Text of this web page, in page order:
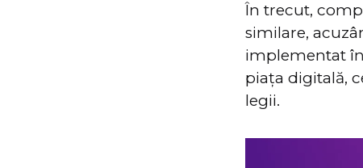
În trecut,
similare,
implementat
piața digitală,
legii.